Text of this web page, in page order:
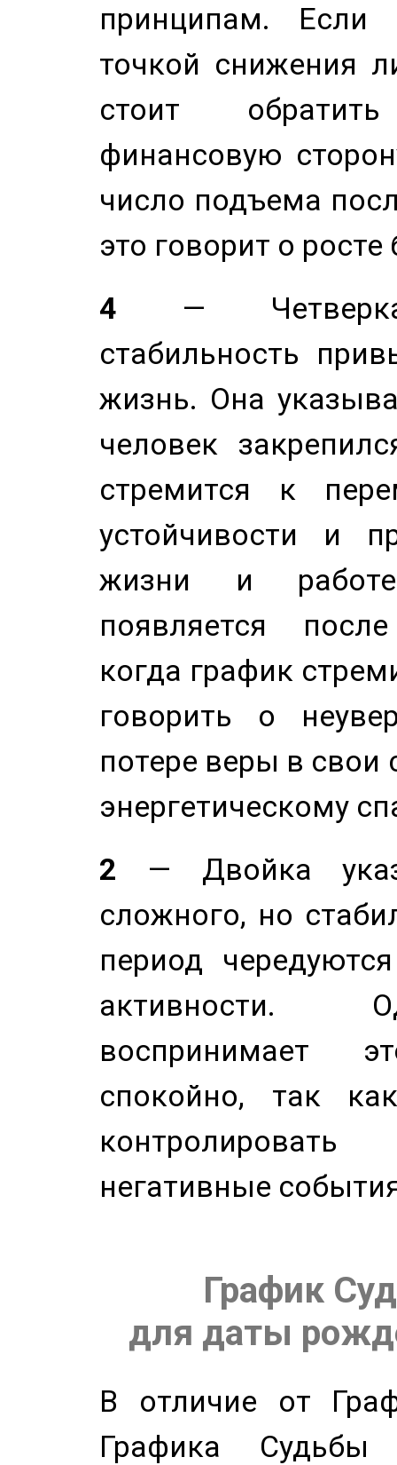
принципам. Если
точкой снижения
стоит
финансовую
число подъема
это говорит о
4 — Четверка
стабильность
жизнь. Она
человек
стремится к
устойчивости и
жизни и
появляется
когда график
говорить о
потере веры в свои
энергетическому
2 — Двойка
сложного, но
период
активности.
воспринимает
спокойно, так
негативные
График
для даты
В отличие от
Графика